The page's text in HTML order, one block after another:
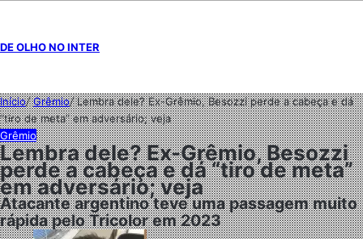
DE OLHO NO INTER
Início/Grêmio/Lembra dele? Ex-Grêmio, Besozzi perde a cabeça e dá
“tiro de meta” em adversário; veja
Grêmio
Lembra dele? Ex-Grêmio, Besozzi
perde a cabeça e dá “tiro de meta”
em adversário; veja
Atacante argentino teve uma passagem muito
rápida pelo Tricolor em 2023